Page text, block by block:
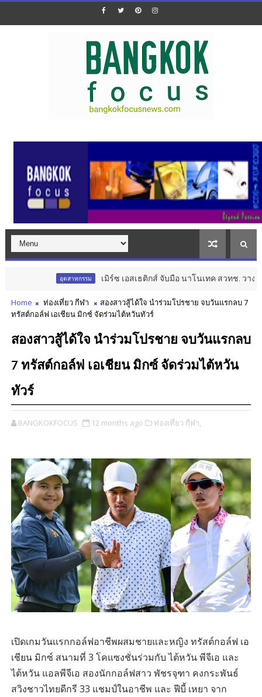
อุตสาหกรรม เมิร์ซ เอสเธติกส์ จับมือ นาโนเทค สวทช. วางรากฐ
Home ท่องเที่ยว กีฬา
สองสาวสู้ได้ใจ นำร่วมโปรชาย จบวันแรกลบ 7
ทรัสต์กอล์ฟ เอเชียน มิกซ์ จัดร่วมไต้หวันทัวร์
สองสาวสู้ได้ใจ นำร่วมโปรชาย จบวันแรกลบ
7 ทรัสต์กอล์ฟ เอเชียน มิกซ์ จัดร่วมไต้หวัน
ทัวร์
BANGKOKFOCUS 12 months ago ท่องเที่ยว กีฬา,
เปิดเกมวันแรกกอล์ฟอาชีพผสมชายและหญิง ทรัสต์กอล์ฟ เอ
เชียน มิกซ์ สนามที่ 3 โคแซงชั่นร่วมกับ ไต้หวัน พีจีเอ และ
ไต้หวัน แอลพีจีเอ สองนักกอล์ฟสาว พัชรจุฑา คงกระพันธ์
สวิงชาวไทยดีกรี 33 แชมป์ในอาชีพ และ ฟีบี้ เหยา จาก